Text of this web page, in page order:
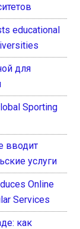
educational
для
Sporting
вводит
услуги
Online
Services
как